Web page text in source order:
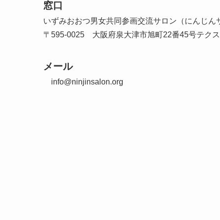
窓口
いずみおおつ男女共同参画交流サロン（にんじん
〒595-0025 大阪府泉大津市旭町22番45号テク
メール
info@ninjinsalon.org